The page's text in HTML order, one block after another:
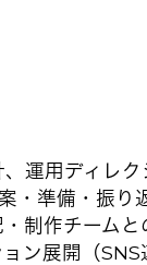
運用ディレク
・準備・振り
制作チームと
ン展開（SNS